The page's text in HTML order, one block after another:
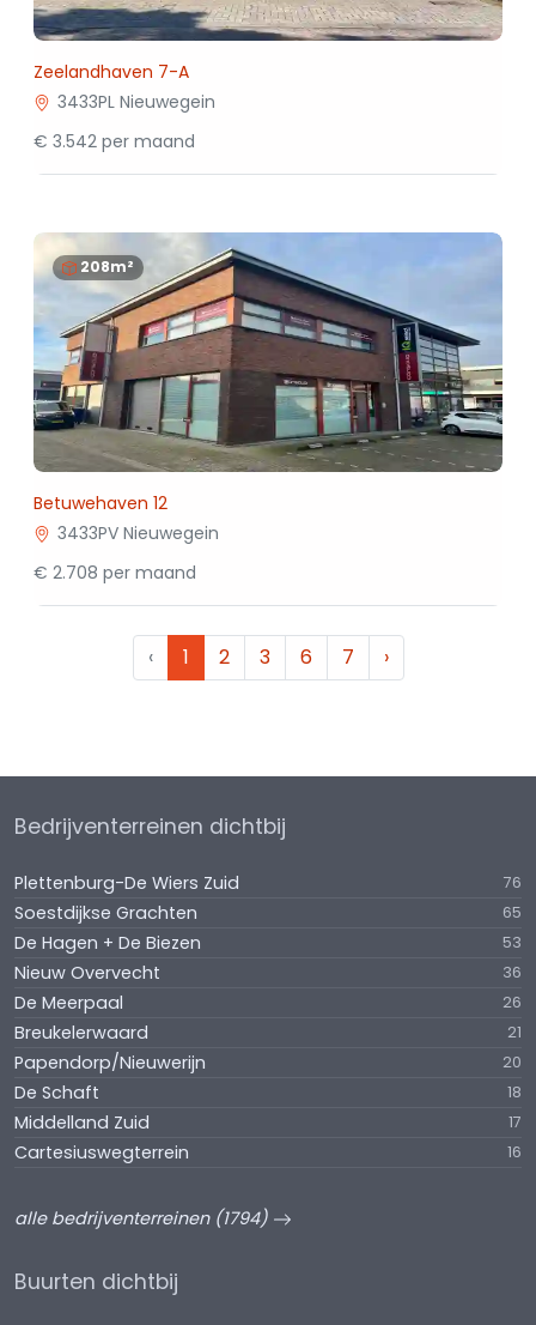
Zeelandhaven 7-A
3433PL Nieuwegein
€ 3.542 per maand
208m²
Betuwehaven 12
3433PV Nieuwegein
€ 2.708 per maand
‹ 1 2 3 6 7 ›
Bedrijventerreinen dichtbij
Plettenburg-De Wiers Zuid 76
Soestdijkse Grachten 65
De Hagen + De Biezen 53
Nieuw Overvecht 36
De Meerpaal 26
Breukelerwaard 21
Papendorp/Nieuwerijn 20
De Schaft 18
Middelland Zuid 17
Cartesiuswegterrein 16
alle bedrijventerreinen (1794)
Buurten dichtbij